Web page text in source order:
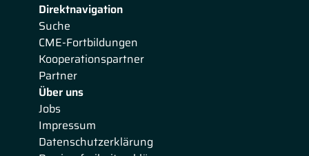
Direktnavigation
Suche
CME-Fortbildungen
Kooperationspartner
Partner
Über uns
Jobs
Impressum
Datenschutzerklärung